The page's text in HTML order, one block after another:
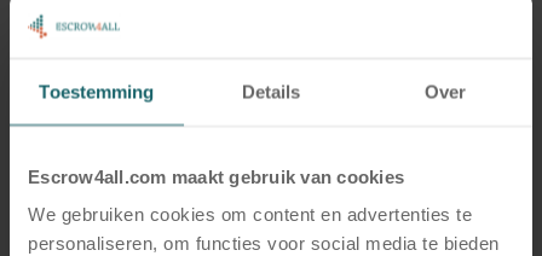
Toestemming Details Over
Escrow4all.com maakt gebruik van cookies
We gebruiken cookies om content en advertenties te
personaliseren, om functies voor social media te bieden
Maak kennis met onze Marketeer Maud
Lees meer